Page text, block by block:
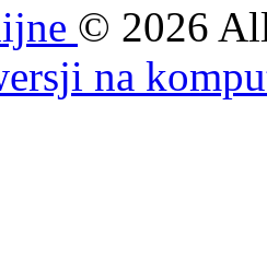
© 2026
na